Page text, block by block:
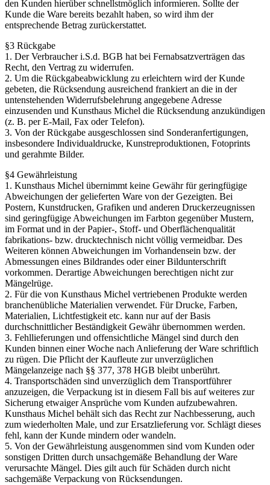
den Kunden hierüber schnellstmöglich informieren. Sollte der
Kunde die Ware bereits bezahlt haben, so wird ihm der
entsprechende Betrag zurückerstattet.
§3 Rückgabe
1. Der Verbraucher i.S.d. BGB hat bei Fernabsatzverträgen das
Recht, den Vertrag zu widerrufen.
2. Um die Rückgabeabwicklung zu erleichtern wird der Kunde
gebeten, die Rücksendung ausreichend frankiert an die in der
untenstehenden Widerrufsbelehrung angegebene Adresse
einzusenden und Kunsthaus Michel die Rücksendung anzukündigen
(z. B. per E-Mail, Fax oder Telefon).
3. Von der Rückgabe ausgeschlossen sind Sonderanfertigungen,
insbesondere Individualdrucke, Kunstreproduktionen, Fotoprints
und gerahmte Bilder.
§4 Gewährleistung
1. Kunsthaus Michel übernimmt keine Gewähr für geringfügige
Abweichungen der gelieferten Ware von der Gezeigten. Bei
Postern, Kunstdrucken, Grafiken und anderen Druckerzeugnissen
sind geringfügige Abweichungen im Farbton gegenüber Mustern,
im Format und in der Papier-, Stoff- und Oberflächenqualität
fabrikations- bzw. drucktechnisch nicht völlig vermeidbar. Des
Weiteren können Abweichungen im Vorhandensein bzw. der
Abmessungen eines Bildrandes oder einer Bildunterschrift
vorkommen. Derartige Abweichungen berechtigen nicht zur
Mängelrüge.
2. Für die von Kunsthaus Michel vertriebenen Produkte werden
branchenübliche Materialien verwendet. Für Drucke, Farben,
Materialien, Lichtfestigkeit etc. kann nur auf der Basis
durchschnittlicher Beständigkeit Gewähr übernommen werden.
3. Fehllieferungen und offensichtliche Mängel sind durch den
Kunden binnen einer Woche nach Anlieferung der Ware schriftlich
zu rügen. Die Pflicht der Kaufleute zur unverzüglichen
Mängelanzeige nach §§ 377, 378 HGB bleibt unberührt.
4. Transportschäden sind unverzüglich dem Transportführer
anzuzeigen, die Verpackung ist in diesem Fall bis auf weiteres zur
Sicherung etwaiger Ansprüche vom Kunden aufzubewahren.
Kunsthaus Michel behält sich das Recht zur Nachbesserung, auch
zum wiederholten Male, und zur Ersatzlieferung vor. Schlägt dieses
fehl, kann der Kunde mindern oder wandeln.
5. Von der Gewährleistung ausgenommen sind vom Kunden oder
sonstigen Dritten durch unsachgemäße Behandlung der Ware
verursachte Mängel. Dies gilt auch für Schäden durch nicht
sachgemäße Verpackung von Rücksendungen.